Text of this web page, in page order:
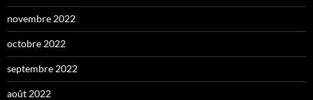
novembre 2022
octobre 2022
septembre 2022
août 2022